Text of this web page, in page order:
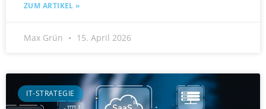
ZUM ARTIKEL »
Max Grün 15. April 2026
IT-STRATEGIE